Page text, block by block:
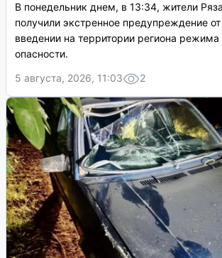
В понедельник днем, в 13:34, жители
получили экстренное предупреждение
введении на территории региона режима
опасности.
5 августа, 2026, 11:03
2